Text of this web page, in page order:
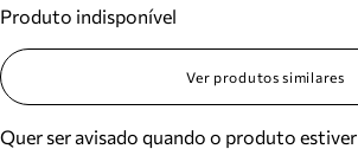
Produto indisponível
Ver produtos similares
Quer ser avisado quando o produto